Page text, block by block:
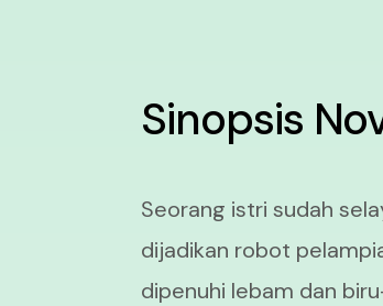
Sinopsis
Seorang istri sudah
dijadikan robot
dipenuhi lebam dan